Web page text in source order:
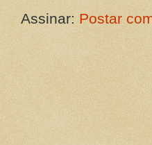
Assinar: Postar